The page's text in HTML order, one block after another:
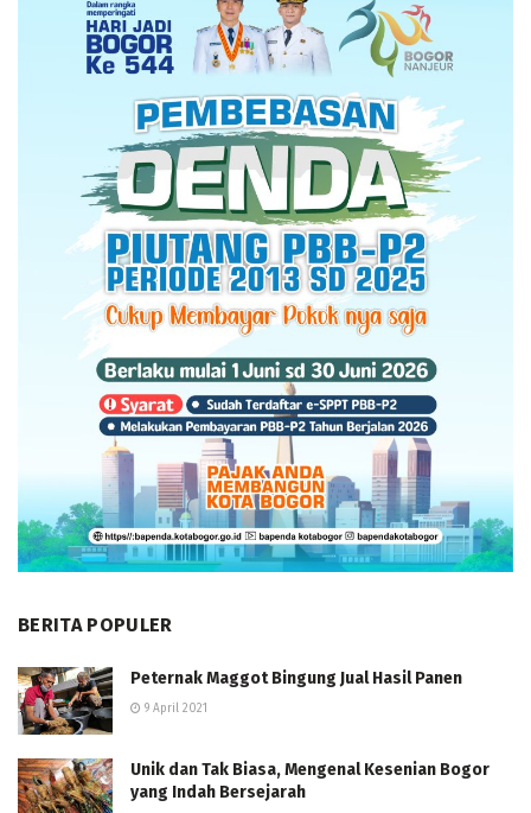
BERITA POPULER
Peternak Maggot Bingung Jual Hasil Panen
9 April 2021
Unik dan Tak Biasa, Mengenal Kesenian Bogor
yang Indah Bersejarah